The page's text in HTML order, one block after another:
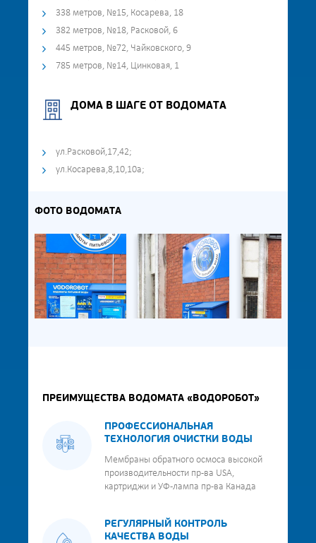
338 метров, №15, Косарева, 18
382 метров, №18, Расковой, 6
445 метров, №72, Чайковского, 9
785 метров, №14, Цинковая, 1
ДОМА В ШАГЕ ОТ ВОДОМАТА
ул.Расковой,17,42;
ул.Косарева,8,10,10а;
ФОТО ВОДОМАТА
ПРЕИМУЩЕСТВА ВОДОМАТА «ВОДОРОБОТ»
ПРОФЕССИОНАЛЬНАЯ
ТЕХНОЛОГИЯ ОЧИСТКИ ВОДЫ
Мембраны обратного осмоса высокой
производительности пр-ва USA,
картриджи и УФ-лампа пр-ва Канада
РЕГУЛЯРНЫЙ КОНТРОЛЬ
КАЧЕСТВА ВОДЫ